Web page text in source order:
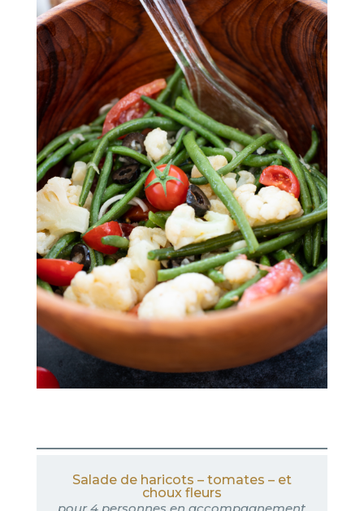
Salade de haricots – tomates – et
choux fleurs
pour 4 personnes en accompagnement